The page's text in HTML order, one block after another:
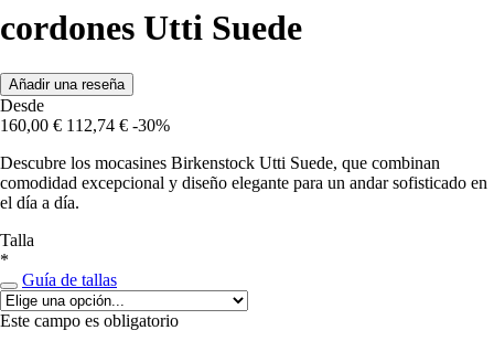
cordones Utti Suede
Añadir una reseña
Desde
160,00 € 112,74 € -30%
Descubre los mocasines Birkenstock Utti Suede, que combinan
comodidad excepcional y diseño elegante para un andar sofisticado en
el día a día.
Talla
*
Guía de tallas
Este campo es obligatorio